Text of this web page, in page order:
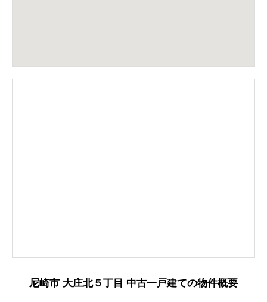
尼崎市 大庄北５丁目 中古一戸建ての物件概要